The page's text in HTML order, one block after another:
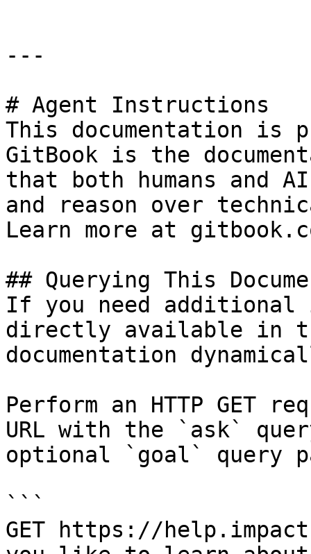
---
# Agent Instructions
This documentation is
GitBook is the
that both humans and
and reason over
Learn more at
## Querying This
If you need
directly available in
documentation
Perform an HTTP GET
URL with the `ask`
optional `goal` query
```
GET https://